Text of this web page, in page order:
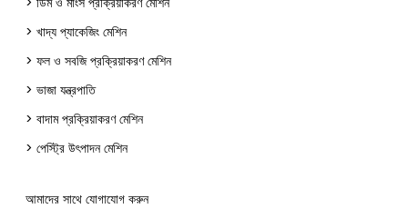
> খাদ্য প্যাকেজিং মেশিন
> ফল ও সবজি প্রক্রিয়াকরণ মেশিন
> ভাজা যন্ত্রপাতি
> বাদাম প্রক্রিয়াকরণ মেশিন
> পেস্ট্রি উৎপাদন মেশিন
আমাদের সাথে যোগাযোগ করুন